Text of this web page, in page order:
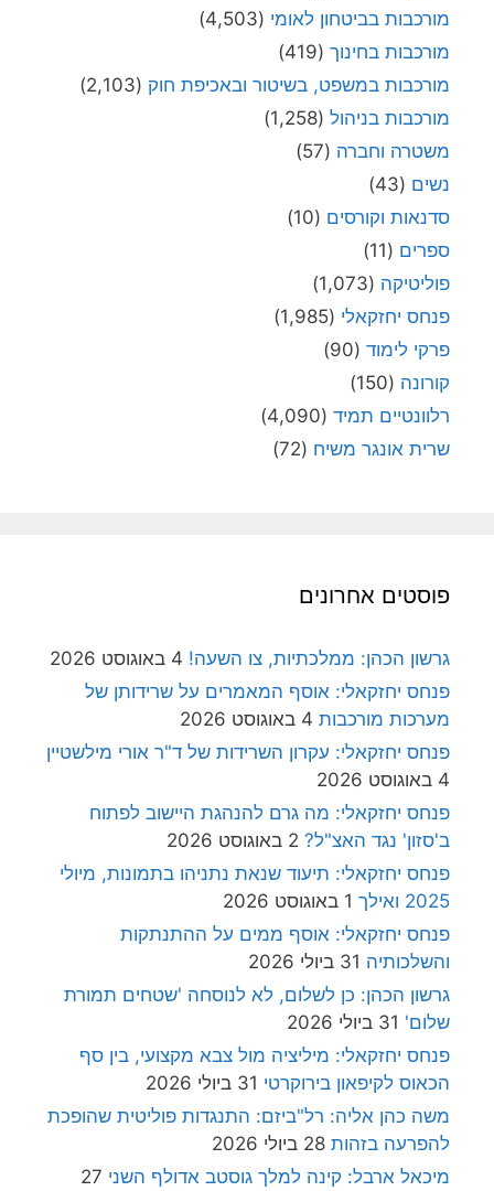
מורכבות בביטחון לאומי (4,503)
מורכבות בחינוך (419)
מורכבות במשפט, בשיטור ובאכיפת חוק (2,103)
מורכבות בניהול (1,258)
משטרה וחברה (57)
נשים (43)
סדנאות וקורסים (10)
ספרים (11)
פוליטיקה (1,073)
פנחס יחזקאלי (1,985)
פרקי לימוד (90)
קורונה (150)
רלוונטיים תמיד (4,090)
שרית אונגר משיח (72)
פוסטים אחרונים
גרשון הכהן: ממלכתיות, צו השעה! 4 באוגוסט 2026
פנחס יחזקאלי: אוסף המאמרים על שרידותן של
מערכות מורכבות 4 באוגוסט 2026
פנחס יחזקאלי: עקרון השרידות של ד"ר אורי מילשטיין
4 באוגוסט 2026
פנחס יחזקאלי: מה גרם להנהגת היישוב לפתוח
ב'סזון' נגד האצ"ל? 2 באוגוסט 2026
פנחס יחזקאלי: תיעוד שנאת נתניהו בתמונות, מיולי
2025 ואילך
1 באוגוסט 2026
פנחס יחזקאלי: אוסף ממים על ההתנתקות
והשלכותיה 31 ביולי 2026
גרשון הכהן: כן לשלום, לא לנוסחה 'שטחים תמורת
שלום' 31 ביולי 2026
פנחס יחזקאלי: מיליציה מול צבא מקצועי, בין סף
הכאוס לקיפאון בירוקרטי 31 ביולי 2026
משה כהן אליה: רל"ביזם: התנגדות פוליטית שהופכת
להפרעה בזהות 28 ביולי 2026
מיכאל ארבל: קינה למלך גוסטב אדולף השני 27